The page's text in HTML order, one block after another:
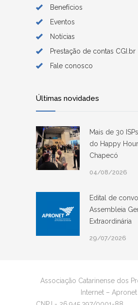
Benefícios
Eventos
Notícias
Prestação de contas CGI.br
Fale conosco
Últimas novidades
Mais de 30
do Happy
Chapecó
04/08/2026
Edital de
Assembleia
Extraordinária
29/07/2026
Associação Catarinense dos
Internet – Apronet